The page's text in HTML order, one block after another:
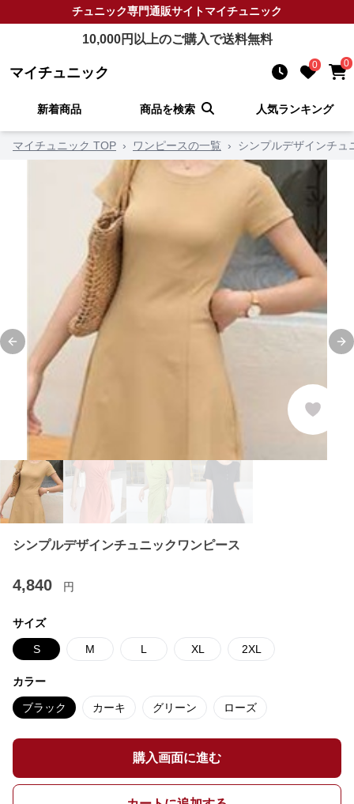
チュニック専門通販サイトマイチュニック
10,000円以上のご購入で送料無料
マイチュニック 0 0
新着商品 商品を検索 人気ランキング
マイチュニック TOP › ワンピースの一覧 › シンプルデザインチュ
Previous slide
シンプルデザインチュニックワンピース
4,840 円
サイズ
S M L XL 2XL
カラー
ブラック カーキ グリーン ローズ
購入画面に進む